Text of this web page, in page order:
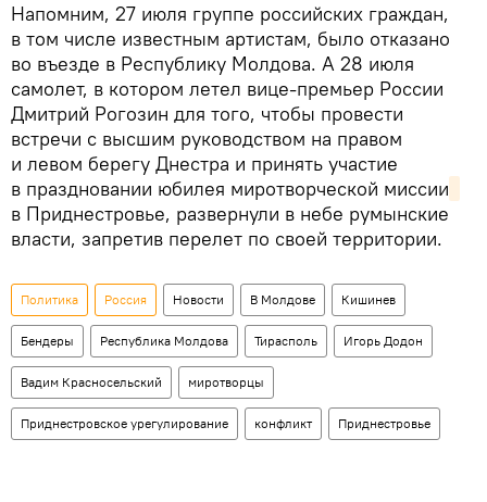
Напомним, 27 июля группе российских граждан,
в том числе известным артистам, было отказано
во въезде в Республику Молдова. А 28 июля
самолет, в котором летел вице-премьер России
Дмитрий Рогозин для того, чтобы провести
встречи с высшим руководством на правом
и левом берегу Днестра и принять участие
в праздновании юбилея миротворческой миссии
в Приднестровье, развернули в небе румынские
власти, запретив перелет по своей территории.
Политика Россия Новости В Молдове Кишинев
Бендеры Республика Молдова Тирасполь Игорь Додон
Вадим Красносельский миротворцы
Приднестровское урегулирование конфликт Приднестровье